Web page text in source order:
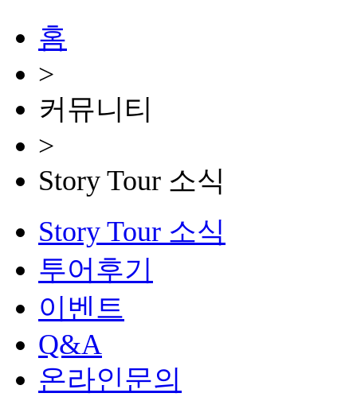
홈
>
커뮤니티
>
Story Tour 소식
Story Tour 소식
투어후기
이벤트
Q&A
온라인문의